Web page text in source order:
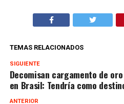
TEMAS RELACIONADOS
SIGUIENTE
Decomisan cargamento de
en Brasil: Tendría como
ANTERIOR